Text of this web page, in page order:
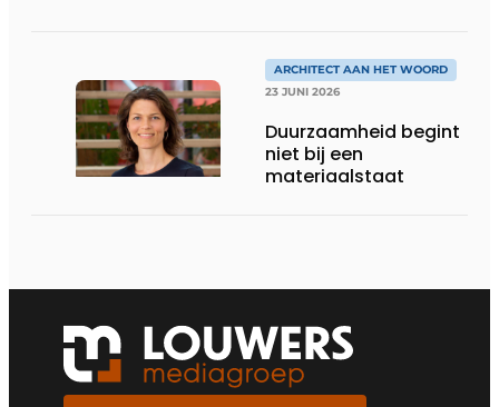
DE LEEFKEUKEN VAN DE
TOEKOMST
ARCHITECT AAN HET WOORD
23 JUNI 2026
Duurzaamheid begint
niet bij een
materiaalstaat